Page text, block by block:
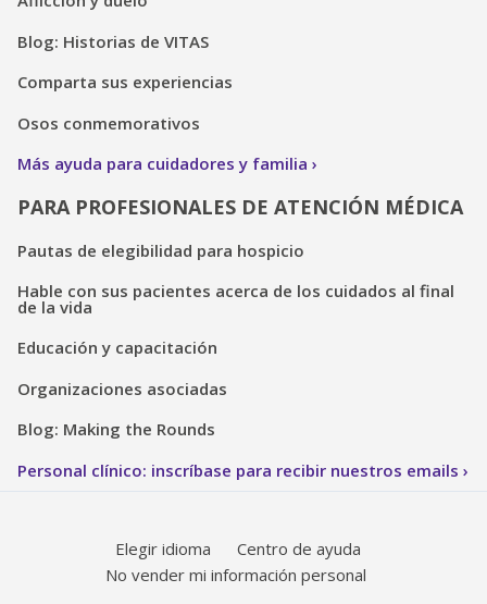
Blog: Historias de VITAS
Comparta sus experiencias
Osos conmemorativos
Más ayuda para cuidadores y familia
PARA PROFESIONALES DE ATENCIÓN MÉDICA
Pautas de elegibilidad para hospicio
Hable con sus pacientes acerca de los cuidados al final
de la vida
Educación y capacitación
Organizaciones asociadas
Blog: Making the Rounds
Personal clínico: inscríbase para recibir nuestros emails
Elegir idioma
Centro de ayuda
No vender mi información personal